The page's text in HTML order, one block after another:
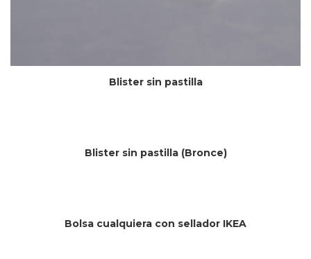
Blister sin pastilla
Blister sin pastilla (Bronce)
Bolsa cualquiera con sellador IKEA